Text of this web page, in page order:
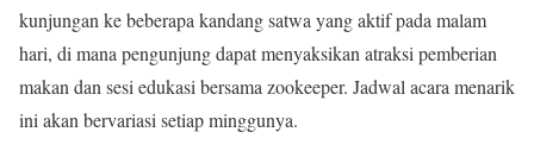
kunjungan ke beberapa kandang satwa yang aktif pada malam
hari, di mana pengunjung dapat menyaksikan atraksi pemberian
makan dan sesi edukasi bersama zookeeper. Jadwal acara menarik
ini akan bervariasi setiap minggunya.